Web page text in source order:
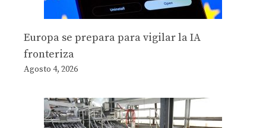
Europa se prepara para vigilar la IA
fronteriza
Agosto 4, 2026